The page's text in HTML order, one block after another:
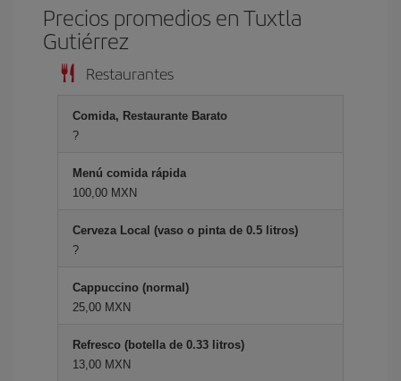
Precios promedios en Tuxtla
Gutiérrez
Restaurantes
Comida, Restaurante Barato
?
Menú comida rápida
100,00 MXN
Cerveza Local (vaso o pinta de 0.5 litros)
?
Cappuccino (normal)
25,00 MXN
Refresco (botella de 0.33 litros)
13,00 MXN